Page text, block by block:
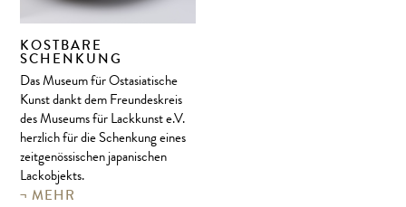
KOSTBARE
SCHENKUNG
Das Museum für Ostasiatische
Kunst dankt dem Freundeskreis
des Museums für Lackkunst e.V.
herzlich für die Schenkung eines
zeitgenössischen japanischen
Lackobjekts.
MEHR